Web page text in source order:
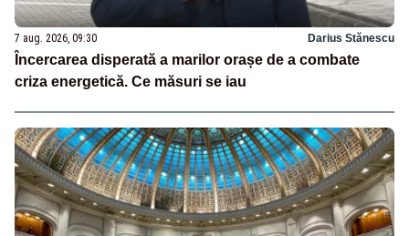
7 aug. 2026, 09:30 Darius Stănescu
Încercarea disperată a marilor orașe de a combate
criza energetică. Ce măsuri se iau